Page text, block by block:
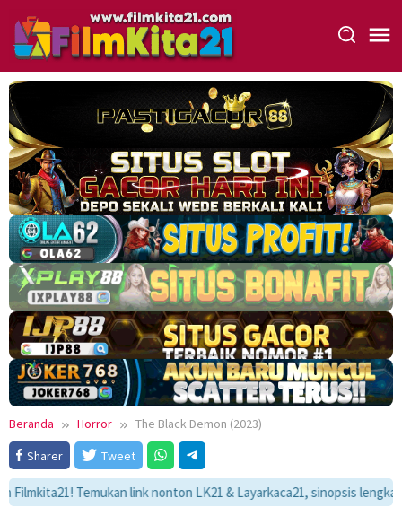
konten
Beranda Horror
The Black Demon (2023)
Sharer
Tweet
Temukan link nonton LK21 & Layarkaca21, sinopsis lengkap,